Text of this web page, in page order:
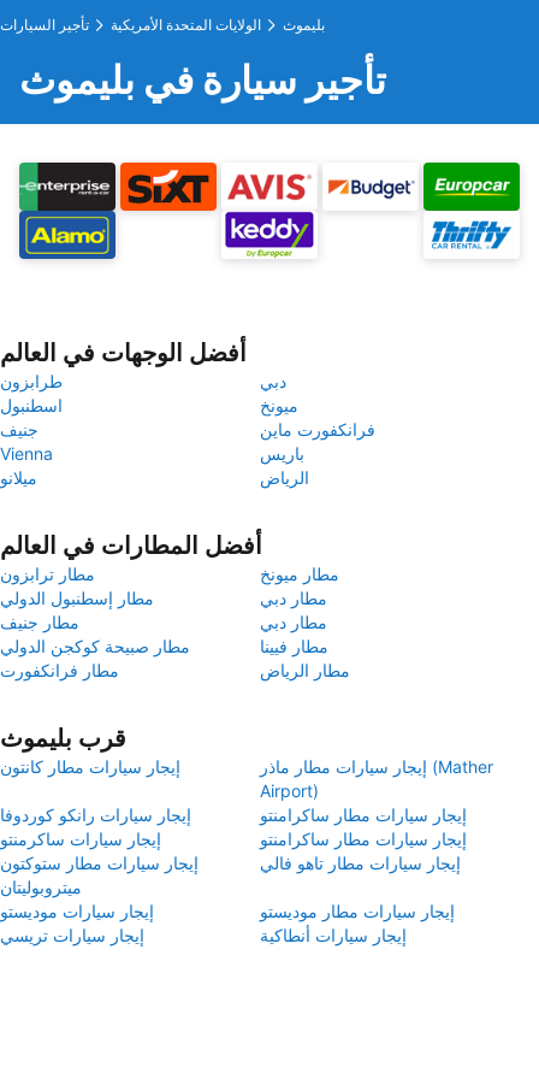
تأجير السيارات الولايات المتحدة الأمريكية بليموث
تأجير سيارة في بليموث
أفضل الوجهات في العالم
طرابزون
دبي
اسطنبول
ميونخ
جنيف
فرانكفورت ماين
Vienna
باريس
ميلانو
الرياض
أفضل المطارات في العالم
مطار ترابزون
مطار ميونخ
مطار إسطنبول الدولي
مطار دبي
مطار جنيف
مطار دبي
مطار صبيحة كوكجن الدولي
مطار فيينا
مطار فرانكفورت
مطار الرياض
قرب بليموث
إيجار سيارات مطار كانتون
إيجار سيارات مطار ماذر (Mather
Airport)
إيجار سيارات رانكو كوردوفا
إيجار سيارات مطار ساكرامنتو
إيجار سيارات ساكرمنتو
إيجار سيارات مطار ساكرامنتو
إيجار سيارات مطار ستوكتون
ميتروبوليتان
إيجار سيارات مطار تاهو فالي
إيجار سيارات موديستو
إيجار سيارات مطار موديستو
إيجار سيارات تريسي
إيجار سيارات أنطاكية